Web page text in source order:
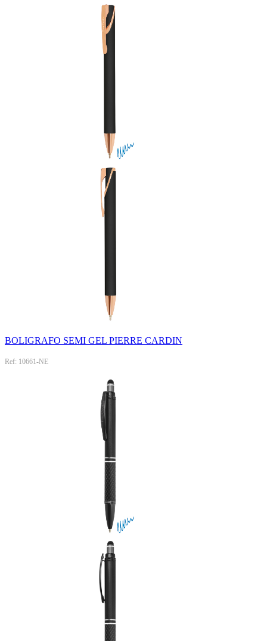
BOLIGRAFO SEMI GEL PIERRE CARDIN
Ref: 10661-NE